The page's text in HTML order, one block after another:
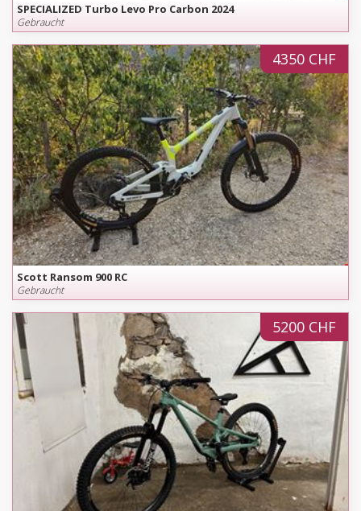
SPECIALIZED Turbo Levo Pro Carbon 2024
Gebraucht
4350 CHF
Scott Ransom 900 RC
Gebraucht
5200 CHF